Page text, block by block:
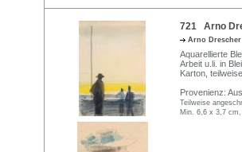
721 Arno
Arno
Aquarellierte
Arbeit u.li. in
Karton,
Provenienz:
Teilweise
Min. 6,6 x 3,7